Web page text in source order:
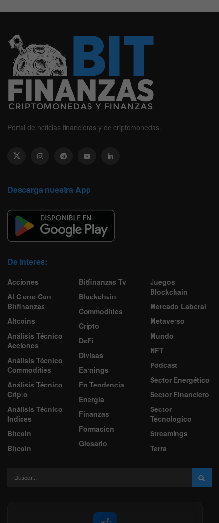
Portal de noticias financieras y de criptomonedas.
Descarga nuestra App
De Interes:
Acciones
Al Cierre Con
Bitfinanzas
Altcoins
Análisis Técnico
Acciones
Análisis Técnico
Commodities
Análisis Técnico
Cripto
Análisis Técnico
Indices
Bitcoin
Bitcoin
Bitfinanzas Tv
Blockchain
Commodities
Cripto
DeFi
Divisas
Earnings
En Tendencia
Energía
Finanzas
Formacion
Glosario
Juegos
Blockchain
Mercado Laboral
Metaverso
Mundo
NFT
Podcast
Sector Energético
Sector Financiero
Sector
Tecnologico
Streamings
Terra